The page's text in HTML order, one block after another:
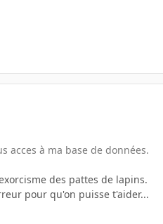
acces à ma base de données.
des pattes de lapins.
pour qu'on puisse t'aider...